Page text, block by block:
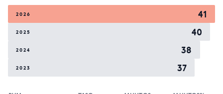
2026 41
2025 40
2024 38
2023 37